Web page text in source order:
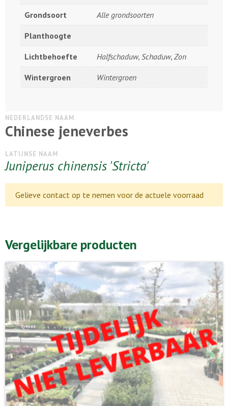
Grondsoort Alle grondsoorten
Planthoogte
Lichtbehoefte Halfschaduw, Schaduw, Zon
Wintergroen Wintergroen
NEDERLANDSE NAAM
Chinese jeneverbes
LATIJNSE NAAM
Juniperus chinensis 'Stricta'
Gelieve contact op te nemen voor de actuele voorraad
Vergelijkbare producten